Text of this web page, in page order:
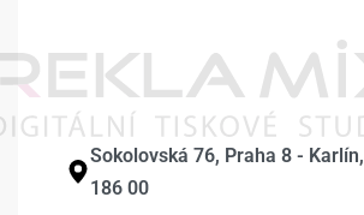
Sokolovská 76, Praha 8 - Karlín,
186 00